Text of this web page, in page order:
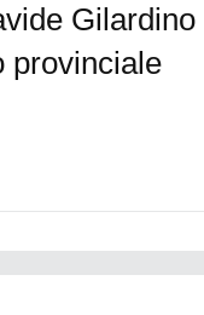
provinciale